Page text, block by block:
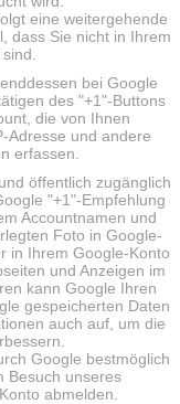
eine weitergehende
dass Sie nicht in Ihrem
bei Google
des "+1"-Buttons
die von Ihnen
Adresse und andere
erfassen.
öffentlich zugänglich
"+1"-Empfehlung
Accountnamen und
Foto in Google-
in Ihrem Google-Konto
und Anzeigen im
kann Google Ihren
gespeicherten Daten
auch auf, um die
Google bestmöglich
Besuch unseres
abmelden.